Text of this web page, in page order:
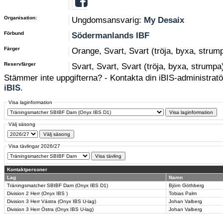
Organisation: Ungdomsansvarig: My Desaix
Förbund Södermanlands IBF
Färger Orange, Svart, Svart (tröja, byxa,
Reservfärger
Svart, Svart, Svart (tröja, byxa,
Stämmer inte uppgifterna? - Kontakta din iBIS-
iBIS.
Visa laginformation
Välj säsong
Visa tävlingar 2026/27
Kontaktpersoner
Lag
Namn
Träningsmatcher SBIBF Dam (Onyx IBS D1)
Björn Göthberg
Division 2 Herr (Onyx IBS )
Tobias Palm
Division 3 Herr Västra (Onyx IBS U-lag)
Johan Valberg
Division 3 Herr Östra (Onyx IBS U-lag)
Johan Valberg